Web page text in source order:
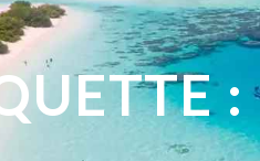
: